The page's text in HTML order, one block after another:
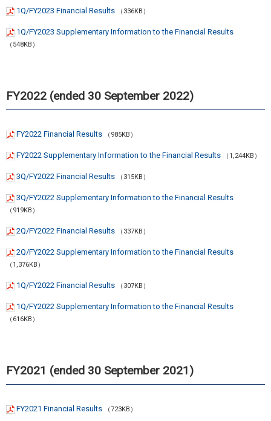
1Q/FY2023 Financial Results （336KB）
1Q/FY2023 Supplementary Information to the Financial Results
（548KB）
FY2022 (ended 30 September 2022)
FY2022 Financial Results （985KB）
FY2022 Supplementary Information to the Financial Results （1,244KB）
3Q/FY2022 Financial Results （315KB）
3Q/FY2022 Supplementary Information to the Financial Results
（919KB）
2Q/FY2022 Financial Results （337KB）
2Q/FY2022 Supplementary Information to the Financial Results
（1,376KB）
1Q/FY2022 Financial Results （307KB）
1Q/FY2022 Supplementary Information to the Financial Results
（616KB）
FY2021 (ended 30 September 2021)
FY2021 Financial Results （723KB）